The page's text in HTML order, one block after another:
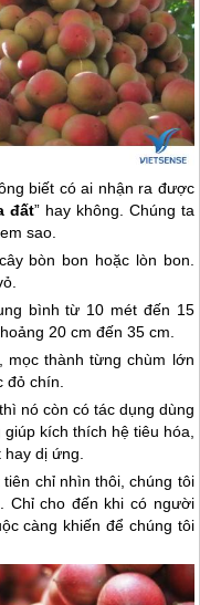
biết có ai nhận ra được
đất” hay không. Chúng ta
sao.
bòn bon hoặc lòn bon.
bình từ 10 mét đến 15
20 cm đến 35 cm.
mọc thành từng chùm lớn
đỏ chín.
nó còn có tác dụng dùng
kích thích hệ tiêu hóa,
dị ứng.
chỉ nhìn thôi, chúng tôi
Chỉ cho đến khi có người
càng khiến để chúng tôi